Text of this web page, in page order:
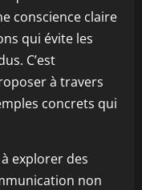
conscience claire
qui évite les
C’est
à travers
concrets qui
explorer des
non